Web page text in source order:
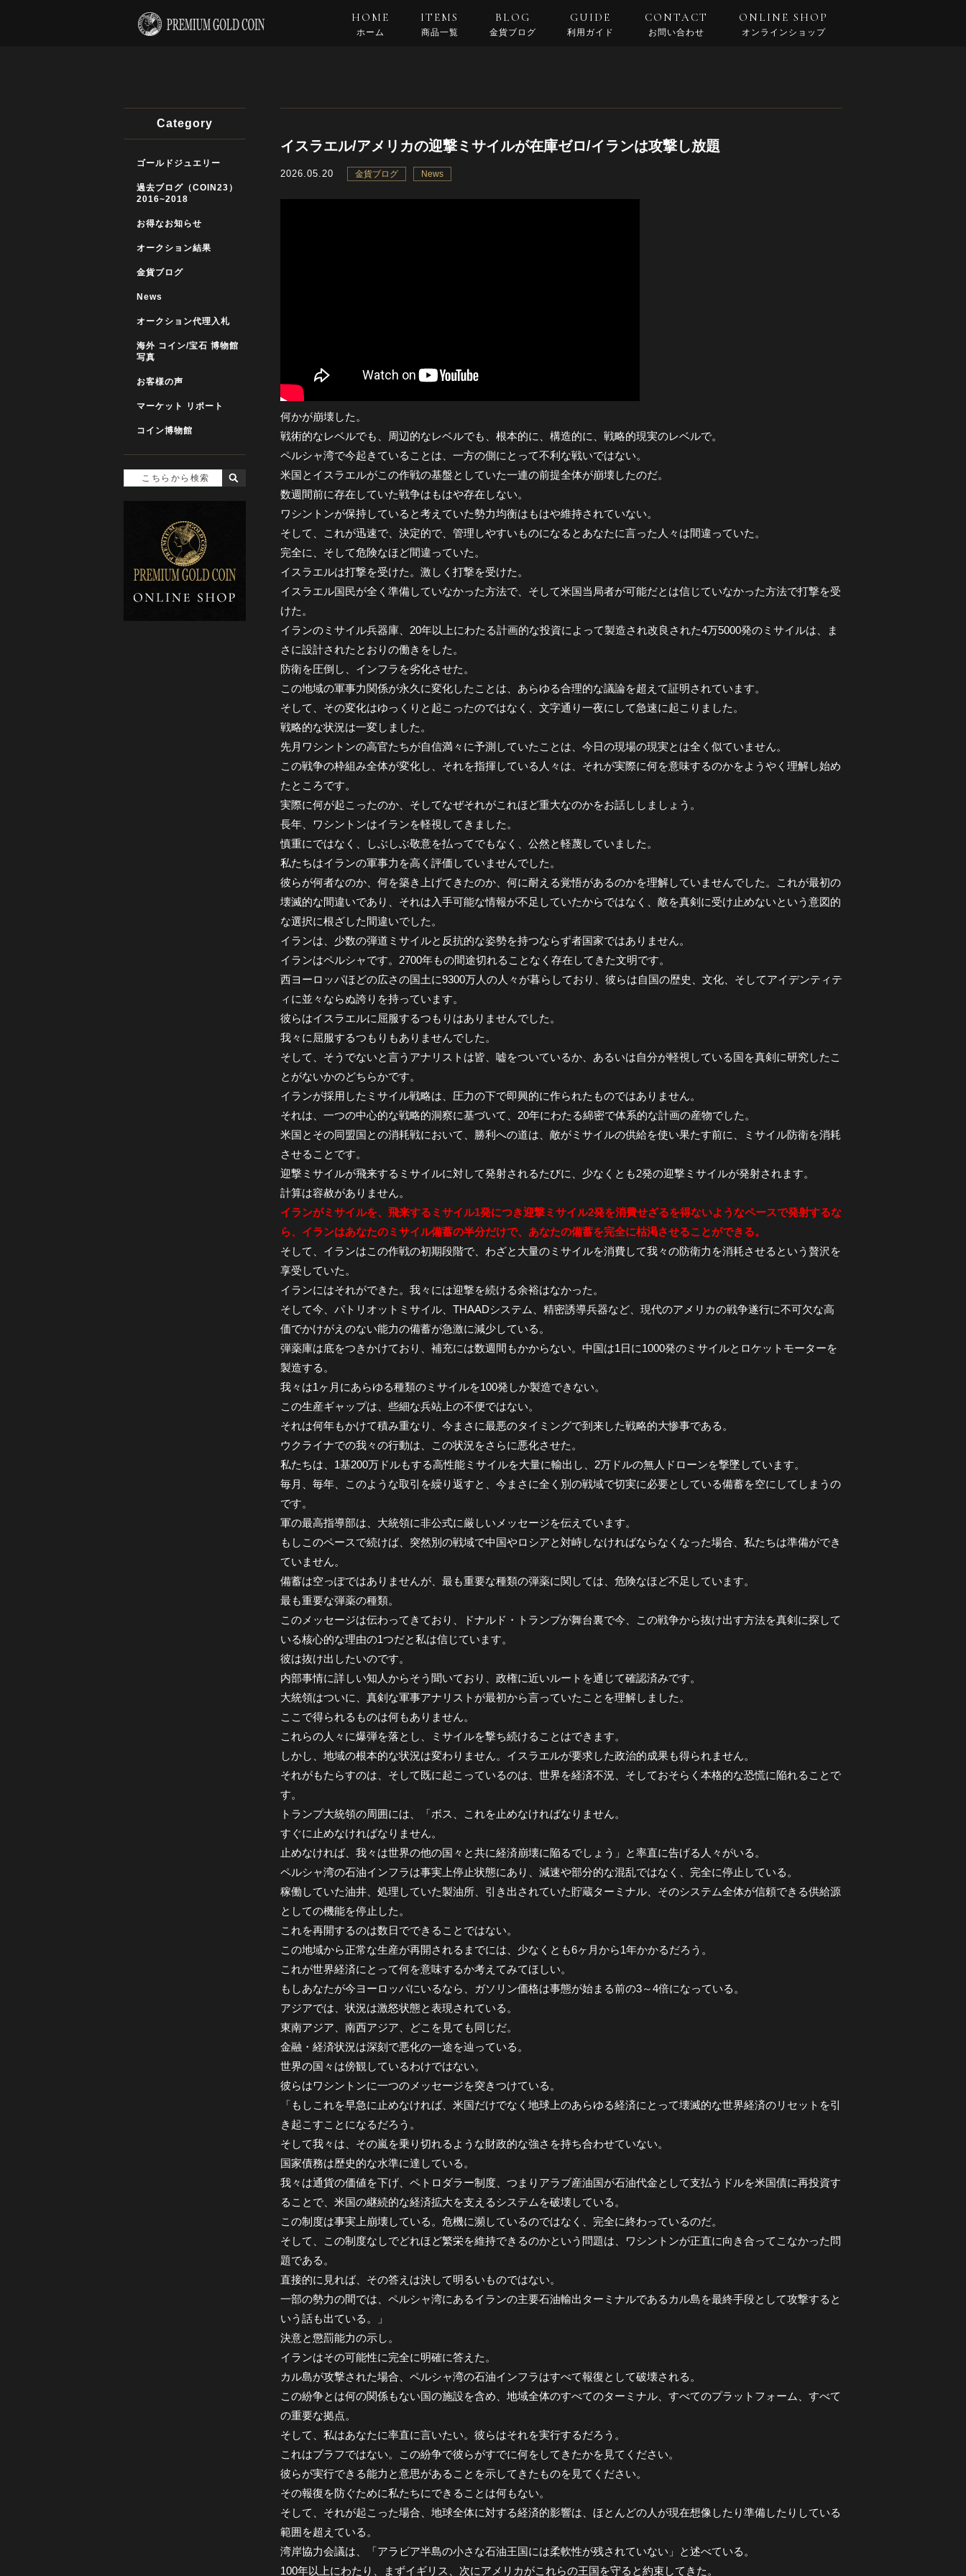
HOME
ホーム
ITEMS
商品一覧
BLOG
金貨ブログ
GUIDE
利用ガイド
CONTACT
お問い合わせ
ONLINE SHOP
オンラインショップ
イスラエル/アメリカの迎撃ミサイルが在庫ゼロ/イランは攻撃し放題
2026.05.20 金貨ブログ News
何かが崩壊した。
戦術的なレベルでも、周辺的なレベルでも、根本的に、構造的に、戦略的現実のレベルで。
ペルシャ湾で今起きていることは、一方の側にとって不利な戦いではない。
米国とイスラエルがこの作戦の基盤としていた一連の前提全体が崩壊したのだ。
数週間前に存在していた戦争はもはや存在しない。
ワシントンが保持していると考えていた勢力均衡はもはや維持されていない。
そして、これが迅速で、決定的で、管理しやすいものになるとあなたに言った人々は間違っていた。
完全に、そして危険なほど間違っていた。
イスラエルは打撃を受けた。激しく打撃を受けた。
イスラエル国民が全く準備していなかった方法で、そして米国当局者が可能だとは信じていなかった方法で打撃を受
けた。
イランのミサイル兵器庫、20年以上にわたる計画的な投資によって製造され改良された4万5000発のミサイルは、ま
さに設計されたとおりの働きをした。
防衛を圧倒し、インフラを劣化させた。
この地域の軍事力関係が永久に変化したことは、あらゆる合理的な議論を超えて証明されています。
そして、その変化はゆっくりと起こったのではなく、文字通り一夜にして急速に起こりました。
戦略的な状況は一変しました。
先月ワシントンの高官たちが自信満々に予測していたことは、今日の現場の現実とは全く似ていません。
この戦争の枠組み全体が変化し、それを指揮している人々は、それが実際に何を意味するのかをようやく理解し始め
たところです。
実際に何が起こったのか、そしてなぜそれがこれほど重大なのかをお話ししましょう。
長年、ワシントンはイランを軽視してきました。
慎重にではなく、しぶしぶ敬意を払ってでもなく、公然と軽蔑していました。
私たちはイランの軍事力を高く評価していませんでした。
彼らが何者なのか、何を築き上げてきたのか、何に耐える覚悟があるのか​​を理解していませんでした。これが最初の
壊滅的な間違いであり、それは入手可能な情報が不足していたからではなく、敵を真剣に受け止めないという意図的
な選択に根ざした間違いでした。
イランは、少数の弾道ミサイルと反抗的な姿勢を持つならず者国家ではありません。
イランはペルシャです。2700年もの間途切れることなく存在してきた文明です。
西ヨーロッパほどの広さの国土に9300万人の人々が暮らしており、彼らは自国の歴史、文化、そしてアイデンティテ
ィに並々ならぬ誇りを持っています。
彼らはイスラエルに屈服するつもりはありませんでした。
我々に屈服するつもりもありませんでした。
そして、そうでないと言うアナリストは皆、嘘をついているか、あるいは自分が軽視している国を真剣に研究したこ
とがないかのどちらかです。
イランが採用したミサイル戦略は、圧力の下で即興的に作られたものではありません。
それは、一つの中心的な戦略的洞察に基づいて、20年にわたる綿密で体系的な計画の産物でした。
米国とその同盟国との消耗戦において、勝利への道は、敵がミサイルの供給を使い果たす前に、ミサイル防衛を消耗
させることです。
迎撃ミサイルが飛来するミサイルに対して発射されるたびに、少なくとも2発の迎撃ミサイルが発射されます。
計算は容赦がありません。
イランがミサイルを、飛来するミサイル1発につき迎撃ミサイル2発を消費せざるを得ないようなペースで発射するな
ら、イランはあなたのミサイル備蓄の半分だけで、あなたの備蓄を完全に枯渇させることができる。
そして、イランはこの作戦の初期段階で、わざと大量のミサイルを消費して我々の防衛力を消耗させるという贅沢を
享受していた。
イランにはそれができた。我々には迎撃を続ける余裕はなかった。
そして今、パトリオットミサイル、THAADシステム、精密誘導兵器など、現代のアメリカの戦争遂行に不可欠な高
価でかけがえのない能力の備蓄が急激に減少している。
弾薬庫は底をつきかけており、補充には数週間もかからない。中国は1日に1000発のミサイルとロケットモーターを
製造する。
我々は1ヶ月にあらゆる種類のミサイルを100発しか製造できない。
この生産ギャップは、些細な兵站上の不便ではない。
それは何年もかけて積み重なり、今まさに最悪のタイミングで到来した戦略的大惨事である。
ウクライナでの我々の行動は、この状況をさらに悪化させた。
私たちは、1基200万ドルもする高性能ミサイルを大量に輸出し、2万ドルの無人ドローンを撃墜しています。
毎月、毎年、このような取引を繰り返すと、今まさに全く別の戦域で切実に必要としている備蓄を空にしてしまうの
です。
軍の最高指導部は、大統領に非公式に厳しいメッセージを伝えています。
もしこのペースで続けば、突然別の戦域で中国やロシアと対峙しなければならなくなった場合、私たちは準備ができ
ていません。
備蓄は空っぽではありませんが、最も重要な種類の弾薬に関しては、危険なほど不足しています。
最も重要な弾薬の種類。
このメッセージは伝わってきており、ドナルド・トランプが舞台裏で今、この戦争から抜け出す方法を真剣に探して
いる核心的な理由の1つだと私は信じています。
彼は抜け出したいのです。
内部事情に詳しい知人からそう聞いており、政権に近いルートを通じて確認済みです。
大統領はついに、真剣な軍事アナリストが最初から言っていたことを理解しました。
ここで得られるものは何もありません。
これらの人々に爆弾を落とし、ミサイルを撃ち続けることはできます。
しかし、地域の根本的な状況は変わりません。イスラエルが要求した政治的成果も得られません。
それがもたらすのは、そして既に起こっているのは、世界を経済不況、そしておそらく本格的な恐慌に陥れることで
す。
トランプ大統領の周囲には、「ボス、これを止めなければなりません。
すぐに止めなければなりません。
止めなければ、我々は世界の他の国々と共に経済崩壊に陥るでしょう」と率直に告げる人々がいる。
ペルシャ湾の石油インフラは事実上停止状態にあり、減速や部分的な混乱ではなく、完全に停止している。
稼働していた油井、処理していた製油所、引き出されていた貯蔵ターミナル、そのシステム全体が信頼できる供給源
としての機能を停止した。
これを再開するのは数日でできることではない。
この地域から正常な生産が再開されるまでには、少なくとも6ヶ月から1年かかるだろう。
これが世界経済にとって何を意味するか考えてみてほしい。
もしあなたが今ヨーロッパにいるなら、ガソリン価格は事態が始まる前の3～4倍になっている。
アジアでは、状況は激怒状態と表現されている。
東南アジア、南西アジア、どこを見ても同じだ。
金融・経済状況は深刻で悪化の一途を辿っている。
世界の国々は傍観しているわけではない。
彼らはワシントンに一つのメッセージを突きつけている。
「もしこれを早急に止めなければ、米国だけでなく地球上のあらゆる経済にとって壊滅的な世界経済のリセットを引
き起こすことになるだろう。
そして我々は、その嵐を乗り切れるような財政的な強さを持ち合わせていない。
国家債務は歴史的な水準に達している。
我々は通貨の価値を下げ、ペトロダラー制度、つまりアラブ産油国が石油代金として支払うドルを米国債に再投資す
ることで、米国の継続的な経済拡大を支えるシステムを破壊している。
この制度は事実上崩壊している。危機に瀕しているのではなく、完全に終わっているのだ。
そして、この制度なしでどれほど繁栄を維持できるのかという問題は、ワシントンが正直に向き合ってこなかった問
題である。
直接的に見れば、その答えは決して明るいものではない。
一部の勢力の間では、ペルシャ湾にあるイランの主要石油輸出ターミナルであるカル島を最終手段として攻撃すると
いう話も出ている。」
決意と懲罰能力の示し。
イランはその可能性に完全に明確に答えた。
カル島が攻撃された場合、ペルシャ湾の石油インフラはすべて報復として破壊される。
この紛争とは何の関係もない国の施設を含め、地域全体のすべてのターミナル、すべてのプラットフォーム、すべて
の重要な拠点。
そして、私はあなたに率直に言いたい。彼らはそれを実行するだろう。
これはブラフではない。この紛争で彼らがすでに何をしてきたかを見てください。
彼らが実行できる能力と意思があることを示してきたものを見てください。
その報復を防ぐために私たちにできることは何もない。
そして、それが起こった場合、地球全体に対する経済的影響は、ほとんどの人が現在想像したり準備したりしている
範囲を超えている。
湾岸協力会議は、「アラビア半島の小さな石油王国には柔軟性が残されていない」と述べている。
100年以上にわたり、まずイギリス、次にアメリカがこれらの王国を守ると約束してきた。
Category
ゴールドジュエリー
過去ブログ（COIN23）
2016~2018
お得なお知らせ
オークション結果
金貨ブログ
News
オークション代理入札
海外 コイン/宝石 博物館
写真
お客様の声
マーケット リポート
コイン博物館